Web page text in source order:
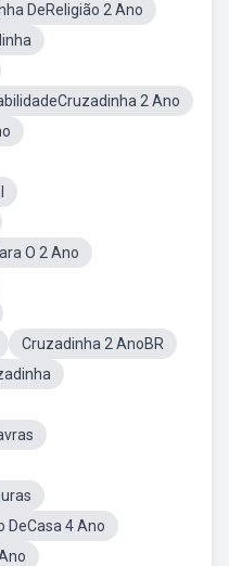
DeReligião 2 Ano
2 Ano
O 2 Ano
Cruzadinha 2 AnoBR
DeCasa 4 Ano